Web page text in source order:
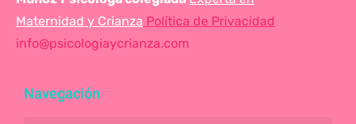
Maternidad y Crianza Política de Privacidad
info@psicologiaycrianza.com
Navegación